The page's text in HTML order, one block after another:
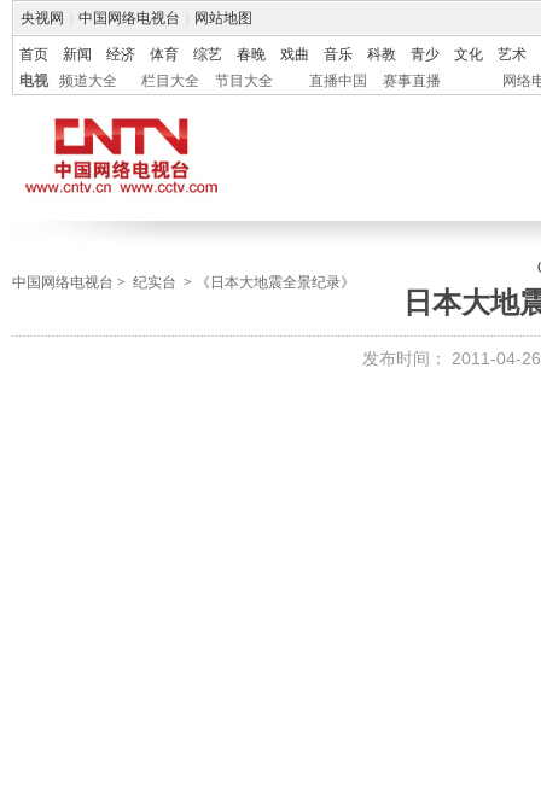
央视网 中国网络电视台 网站地图
首页 新闻 经济 体育 综艺 春晚 戏曲 音乐 科教 青少 文化
艺术
电视
频道大全 栏目大全 节目大全 直播中国 赛事直播 网络
中国网络电视台 > 纪实台 > 《日本大地震全景纪录》
日本大地
发布时间： 2011-04-